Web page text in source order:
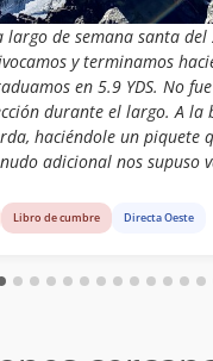
largo de semana santa
y terminamos
en 5.9 YDS. No
durante el largo. A la
haciéndole un piquete
adicional nos supuso
Libro de cumbre Directa Oeste